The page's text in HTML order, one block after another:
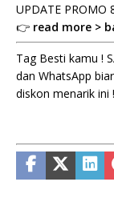
UPDATE PROMO
👉 read more >
Tag Besti kamu !
dan WhatsApp
diskon menarik ini